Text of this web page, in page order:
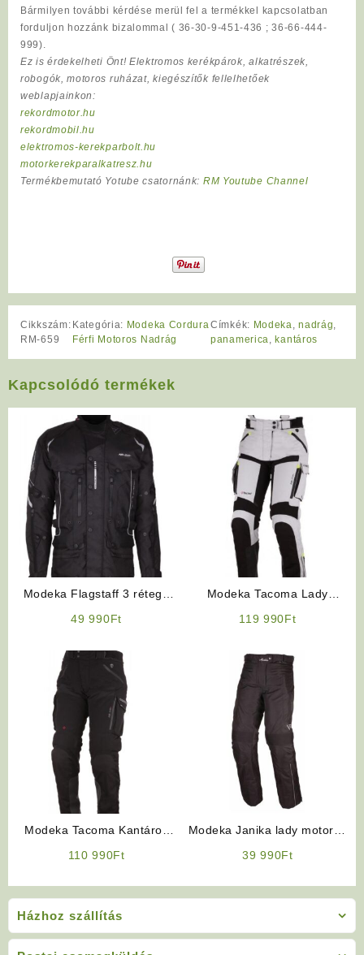
Házhoz szállítás
Bármilyen további kérdése merül fel a termékkel kapcsolatban
forduljon hozzánk bizalommal ( 36-30-9-451-436 ; 36-66-444-
999).
Ez is érdekelheti Önt! Elektromos kerékpárok, alkatrészek,
robogók, motoros ruházat, kiegészítők fellelhetőek
weblapjainkon:
rekordmotor.hu
rekordmobil.hu
elektromos-kerekparbolt.hu
motorkerekparalkatresz.hu
Termékbemutató Yotube csatornánk: RM Youtube Channel
Cikkszám:
RM-659
Kategória: Modeka Cordura
Férfi Motoros Nadrág
Címkék: Modeka,nadrág,
panamerica, kantáros
Kapcsolódó termékek
Modeka Flagstaff 3 rétegű
49 990Ft
Modeka Tacoma Lady
119 990Ft
Modeka Tacoma Kantáros
110 990Ft
Modeka Janika lady motoros
39 990Ft